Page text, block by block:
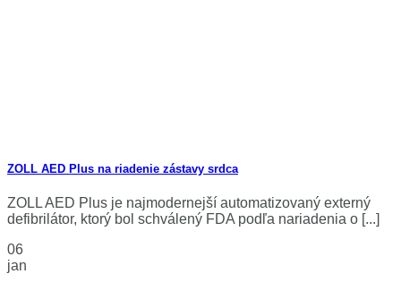
ZOLL AED Plus na riadenie zástavy srdca
ZOLL AED Plus je najmodernejší automatizovaný externý
defibrilátor, ktorý bol schválený FDA podľa nariadenia o [...]
06
jan